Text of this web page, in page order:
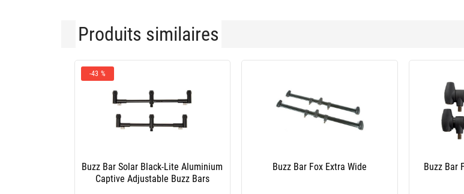
Produits similaires
Bar Prowess 2 Cannes +
Buzz Bar Korda Singlez
Kit Buzz Bar Summit Tackle D-Bit Buzz